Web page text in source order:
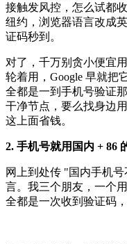
接触发风控，怎么试都
纽约，浏览器语言改成
证码秒到。
对了，千万别贪小便宜
轮着用，Google 早就把
全都是一到手机号验证
干净节点，要么找身边
这上面省钱。
2. 手机号就用国内 + 86
网上到处传 "国内手机
言。我三个朋友，一个
全都是一次收到验证码